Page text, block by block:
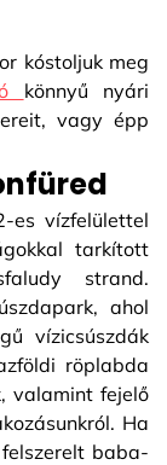
kóstoljuk meg
könnyű nyári
vagy épp
es vízfelülettel
tarkított
strand.
ahol
vízicsúszdák
röplabda
valamint fejelő
Ha
baba-